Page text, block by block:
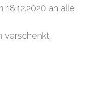
an alle
verschenkt.